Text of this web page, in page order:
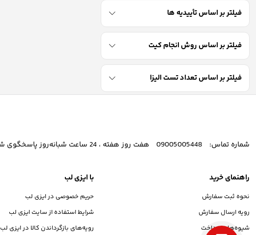
فیلتر بر اساس تأییدیه ها
فیلتر بر اساس روش انجام کیت
فیلتر بر اساس تعداد تست الیزا
شماره تماس: 09005005448 هفت روز هفته ، 24 ساعت شبانه‌روز پاسخگوی شما هستیم.
راهنمای خرید
نحوه ثبت سفارش
رویه ارسال سفارش
شیوه‌های پرداخت
با ایزی لب
حریم خصوصی در ایزی لب
شرایط استفاده از سایت ایزی لب
رویه‌های بازگرداندن کالا در ایزی لب